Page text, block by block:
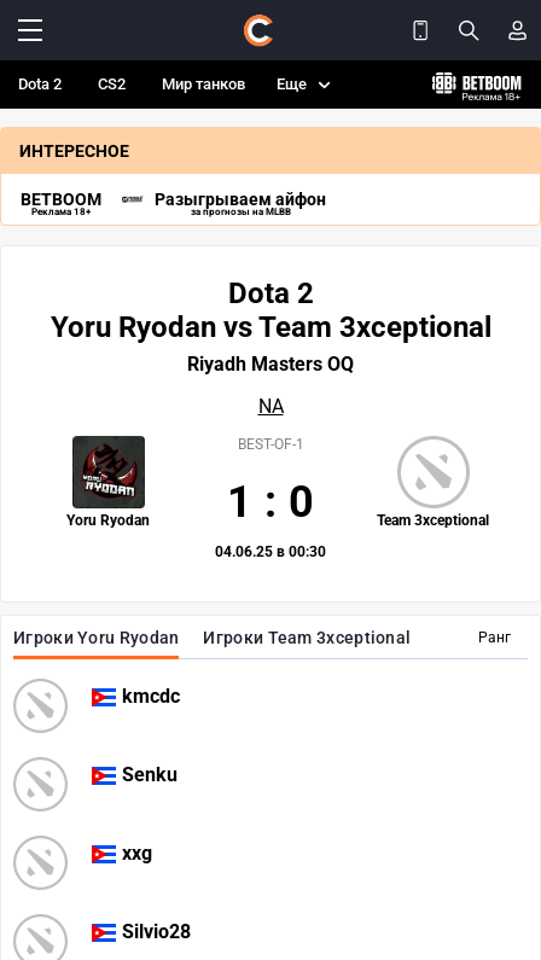
Dota 2 CS2 Мир танков Еще
ИНТЕРЕСНОЕ
BETBOOM
Реклама 18+
Разыгрываем айфон
за прогнозы на MLBB
Ранг
Игроки Yoru Ryodan Игроки Team 3xceptional
kmcdc
Senku
xxg
Silvio28
Dota 2
Yoru Ryodan vs Team 3xceptional
Riyadh Masters OQ
NA
Yoru Ryodan Team 3xceptional
BEST-OF-1
1 : 0
04.06.25 в 00:30